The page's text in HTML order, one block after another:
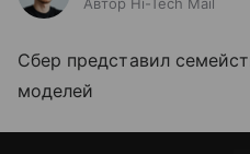
Автор Hi-Tech Mail
Сбер представил
моделей